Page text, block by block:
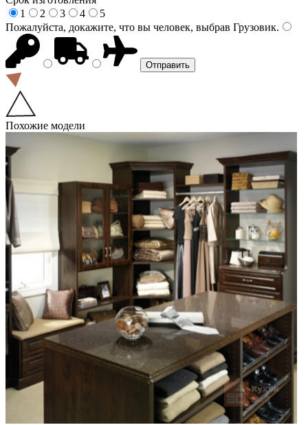
1
2 3 4
5
Пожалуйста, докажите, что вы человек, выбрав Грузовик.
Похожие модели